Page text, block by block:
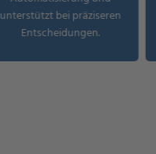
unterstützt bei präziseren
Entscheidungen.